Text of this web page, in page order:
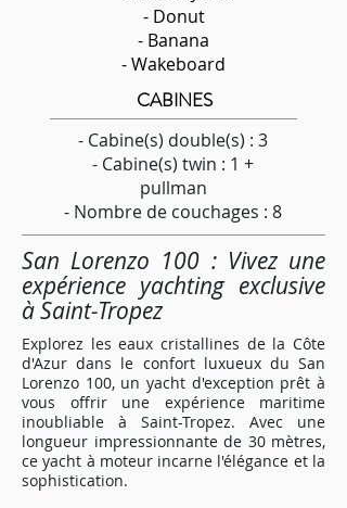
- Donut
- Banana
- Wakeboard
CABINES
- Cabine(s) double(s) : 3
- Cabine(s) twin : 1 +
pullman
- Nombre de couchages : 8
San Lorenzo 100 : Vivez une
expérience yachting exclusive
à Saint-Tropez
Explorez les eaux cristallines de la Côte
d'Azur dans le confort luxueux du San
Lorenzo 100, un yacht d'exception prêt à
vous offrir une expérience maritime
inoubliable à Saint-Tropez. Avec une
longueur impressionnante de 30 mètres,
ce yacht à moteur incarne l'élégance et la
sophistication.